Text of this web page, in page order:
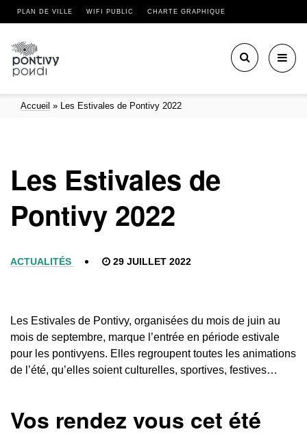
PLAN DE VILLE WIFI PUBLIC CHARTE GRAPHIQUE
Accueil » Les Estivales de Pontivy 2022
Les Estivales de
Pontivy 2022
ACTUALITÉS 29 JUILLET 2022
Les Estivales de Pontivy, organisées du mois de juin au
mois de septembre, marque l’entrée en période estivale
pour les pontivyens. Elles regroupent toutes les animations
de l’été, qu’elles soient culturelles, sportives, festives…
Vos rendez vous cet été